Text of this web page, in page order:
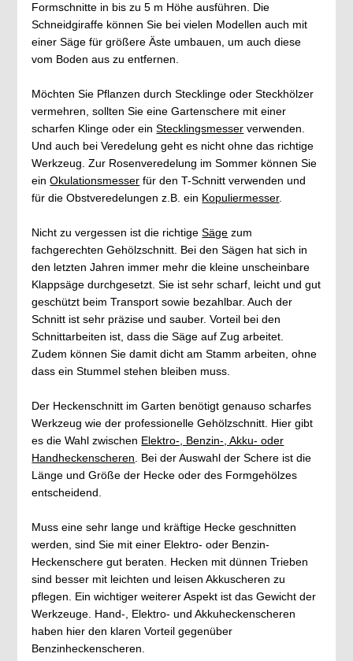
Formschnitte in bis zu 5 m Höhe ausführen. Die
Schneidgiraffe können Sie bei vielen Modellen auch mit
einer Säge für größere Äste umbauen, um auch diese
vom Boden aus zu entfernen.
Möchten Sie Pflanzen durch Stecklinge oder Steckhölzer
vermehren, sollten Sie eine Gartenschere mit einer
scharfen Klinge oder einStecklingsmesser verwenden.
Und auch bei Veredelung geht es nicht ohne das richtige
Werkzeug. Zur Rosenveredelung im Sommer können Sie
einOkulationsmesser für den T-Schnitt verwenden und
für die Obstveredelungen z.B. ein Kopuliermesser.
Nicht zu vergessen ist die richtigeSäge zum
fachgerechten Gehölzschnitt. Bei den Sägen hat sich in
den letzten Jahren immer mehr die kleine unscheinbare
Klappsäge durchgesetzt. Sie ist sehr scharf, leicht und gut
geschützt beim Transport sowie bezahlbar. Auch der
Schnitt ist sehr präzise und sauber. Vorteil bei den
Schnittarbeiten ist, dass die Säge auf Zug arbeitet.
Zudem können Sie damit dicht am Stamm arbeiten, ohne
dass ein Stummel stehen bleiben muss.
Der Heckenschnitt im Garten benötigt genauso scharfes
Werkzeug wie der professionelle Gehölzschnitt. Hier gibt
es die Wahl zwischen Elektro-, Benzin-, Akku- oder
Handheckenscheren . Bei der Auswahl der Schere ist die
Länge und Größe der Hecke oder des Formgehölzes
entscheidend.
Muss eine sehr lange und kräftige Hecke geschnitten
werden, sind Sie mit einer Elektro- oder Benzin-
Heckenschere gut beraten. Hecken mit dünnen Trieben
sind besser mit leichten und leisen Akkuscheren zu
pflegen. Ein wichtiger weiterer Aspekt ist das Gewicht der
Werkzeuge. Hand-, Elektro- und Akkuheckenscheren
haben hier den klaren Vorteil gegenüber
Benzinheckenscheren.